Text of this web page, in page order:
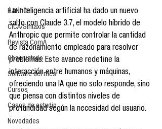
H&NhCL
CICA/Sintaxis
Revista ComA
Observatorio
Software del mes
Cursos
Casos de estudio
Novedades
La inteligencia artificial ha dado un nuevo
salto con Claude 3.7, el modelo híbrido de
Anthropic que permite controlar la cantidad
de razonamiento empleado para resolver
problemas. Este avance redefine la
interacción entre humanos y máquinas,
ofreciendo una IA que no solo responde, sino
que piensa con distintos niveles de
profundidad según la necesidad del usuario.